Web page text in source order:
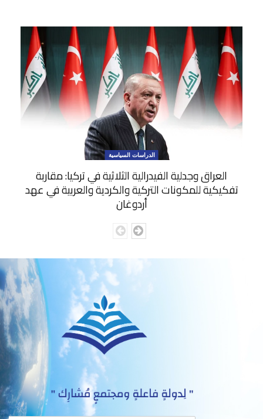
الدراسات السياسية
العراق وجدلية الفيدرالية الثلاثية في تركيا: مقاربة
تفكيكية للمكونات التركية والكردية والعربية في عهد
أردوغان